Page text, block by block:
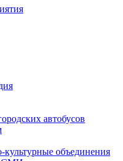
автобусов
культурные объединения